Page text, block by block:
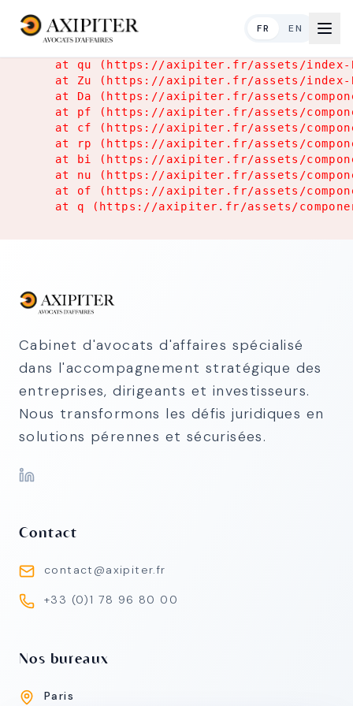
FR EN
at qu (https://axipiter.fr/assets/
at Zu (https://axipiter.fr/assets/
at Da (https://axipiter.fr/assets/
at pf (https://axipiter.fr/assets/
at cf (https://axipiter.fr/assets/
at rp (https://axipiter.fr/assets/
at bi (https://axipiter.fr/assets/
at nu (https://axipiter.fr/assets/
at of (https://axipiter.fr/assets/
at q (https://axipiter.fr/assets/
Cabinet d'avocats d'affaires spécialisé
dans l'accompagnement stratégique des
entreprises, dirigeants et investisseurs.
Nous transformons les défis juridiques en
solutions pérennes et sécurisées.
Contact
contact@axipiter.fr
+33 (0)1 78 96 80 00
Nos bureaux
Paris